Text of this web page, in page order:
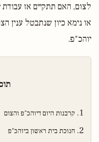
לצום, האם תתקיים אז
או נימא כיון שנתבטל ענין
יוהכ"פ.
קרבנות היום דיוהכ"פ והצום
חנוכת בית ראשון ביוהכ"פ